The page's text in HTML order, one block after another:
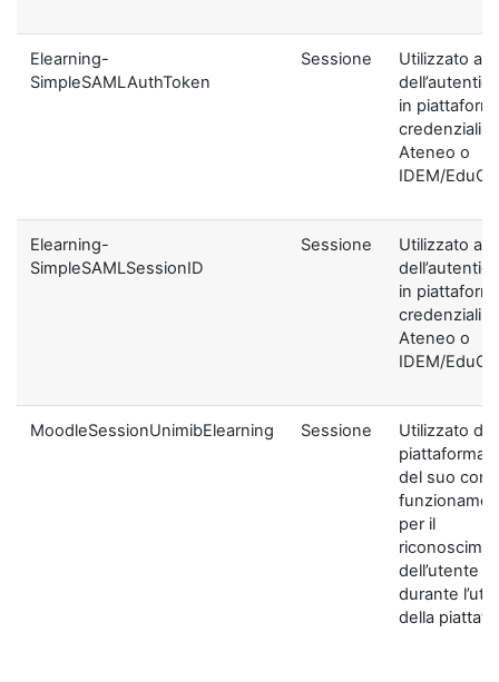
Elearning-
SimpleSAMLAuthToken
Sessione
Utilizzato ai
in
credenziali di
Ateneo o
IDEM/
Elearning-
SimpleSAMLSessionID
Sessione
Utilizzato ai
in
credenziali di
Ateneo o
IDEM/
MoodleSessionUnimibElearning Sessione
Utilizzato
piattaforma
del suo
per il
dell’utente
durante
della